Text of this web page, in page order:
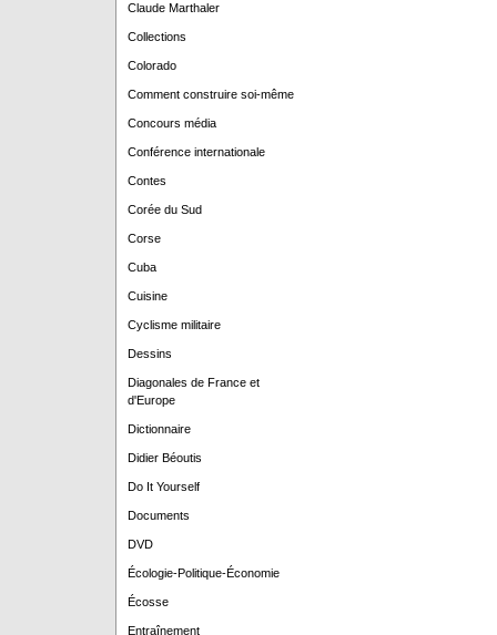
Claude Marthaler
Collections
Colorado
Comment construire soi-même
Concours média
Conférence internationale
Contes
Corée du Sud
Corse
Cuba
Cuisine
Cyclisme militaire
Dessins
Diagonales de France et
d'Europe
Dictionnaire
Didier Béoutis
Do It Yourself
Documents
DVD
Écologie-Politique-Économie
Écosse
Entraînement